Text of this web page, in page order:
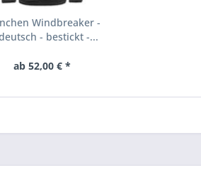
Windbreaker -
- bestickt -...
ab 52,00 € *